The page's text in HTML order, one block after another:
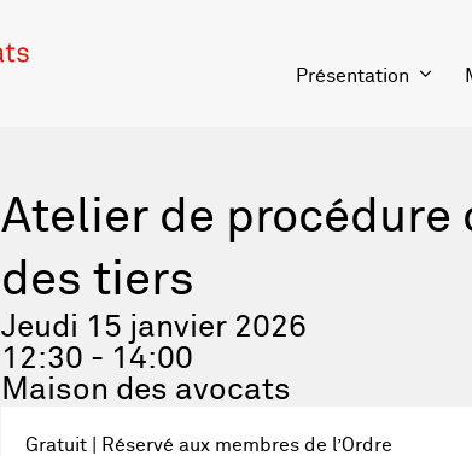
Présentation
Atelier de
des tiers
Jeudi 15 janvier 2026
12:30 - 14:00
Maison des avocats
Gratuit | Réservé aux membres de l’Ordre